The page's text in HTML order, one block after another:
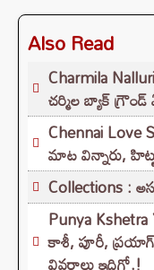
Also Read
Charmila
చర్మిల బ్యాక్
Chennai Love
మాట విన్నారు,
Collections :
Punya Kshetra
కాశీ, పూరీ,